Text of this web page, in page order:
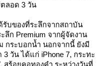
ลอด 3 วัน
บของที่ระลึกจากสถาบัน
ลึก Premium จากผู้จัดงาน
กระบอกน้ำ นอกจากนี้ ยังมี
วัน ได้แก่ iPhone 7, กระทะ
สร้อยคอทองคำ ระหว่างวันที่